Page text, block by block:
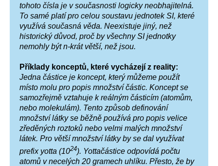
tohoto čísla je v současnosti logicky neobhajitelná.
To samé platí pro celou soustavu jednotek SI, které
využívá současná věda. Neexistuje jiný, než
historický důvod, proč by všechny SI jednotky
nemohly být n-krát větší, než jsou.
Příklady konceptů, které vycházejí z reality:
Jedna částice je koncept, který můžeme použít
místo molu pro popis množství částic. Koncept se
samozřejmě vztahuje k reálným částicím (atomům,
nebo molekulám). Tento způsob definování
množství látky se běžně používá pro popis velice
zředěných roztoků nebo velmi malých množství
látek. Pro větší množství látky by se dal využívat
prefix yotta (1024). Yottačástice odpovídá počtu
atomů v necelých 20 gramech uhlíku. Přesto, že by